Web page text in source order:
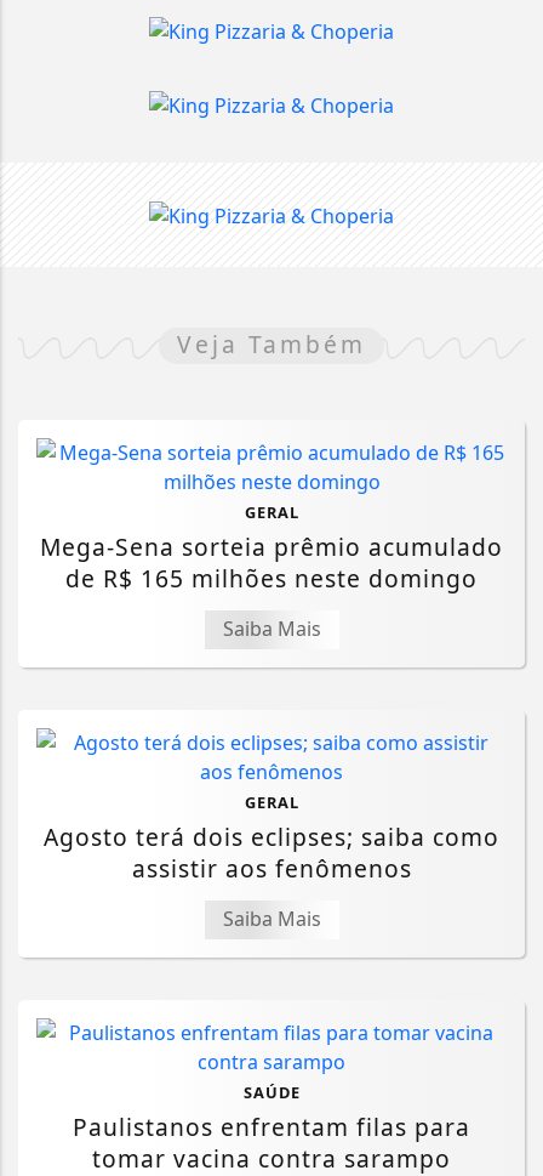
Veja Também
GERAL
Mega-Sena sorteia prêmio acumulado
de R$ 165 milhões neste domingo
Saiba Mais
GERAL
Agosto terá dois eclipses; saiba como
assistir aos fenômenos
Saiba Mais
SAÚDE
Paulistanos enfrentam filas para
tomar vacina contra sarampo